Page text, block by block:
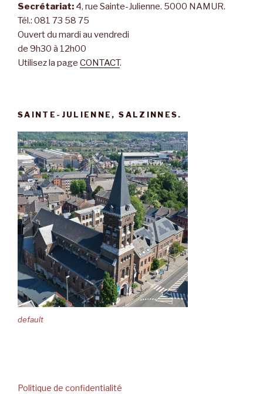
Secrétariat: 4, rue Sainte-Julienne. 5000 NAMUR.
Tél.: 081 73 58 75
Ouvert du mardi au vendredi
de 9h30 à 12h00
Utilisez la page CONTACT.
SAINTE-JULIENNE, SALZINNES.
default
Politique de confidentialité